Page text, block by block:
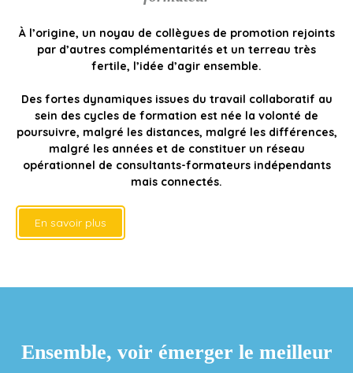
À l’origine, un noyau de collègues de promotion rejoints
par d’autres complémentarités et un terreau très
fertile, l’idée d’agir ensemble.
Des fortes dynamiques issues du travail collaboratif au
sein des cycles de formation est née la volonté de
poursuivre, malgré les distances, malgré les différences,
malgré les années et de constituer un réseau
opérationnel de consultants-formateurs indépendants
mais connectés.
En savoir plus
Ensemble, voir émerger le meilleur